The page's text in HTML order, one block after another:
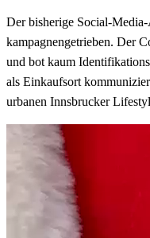
Der bisherige Social-
kampagnengetrieben. Der
und bot kaum
als Einkaufsort
urbanen Innsbrucker